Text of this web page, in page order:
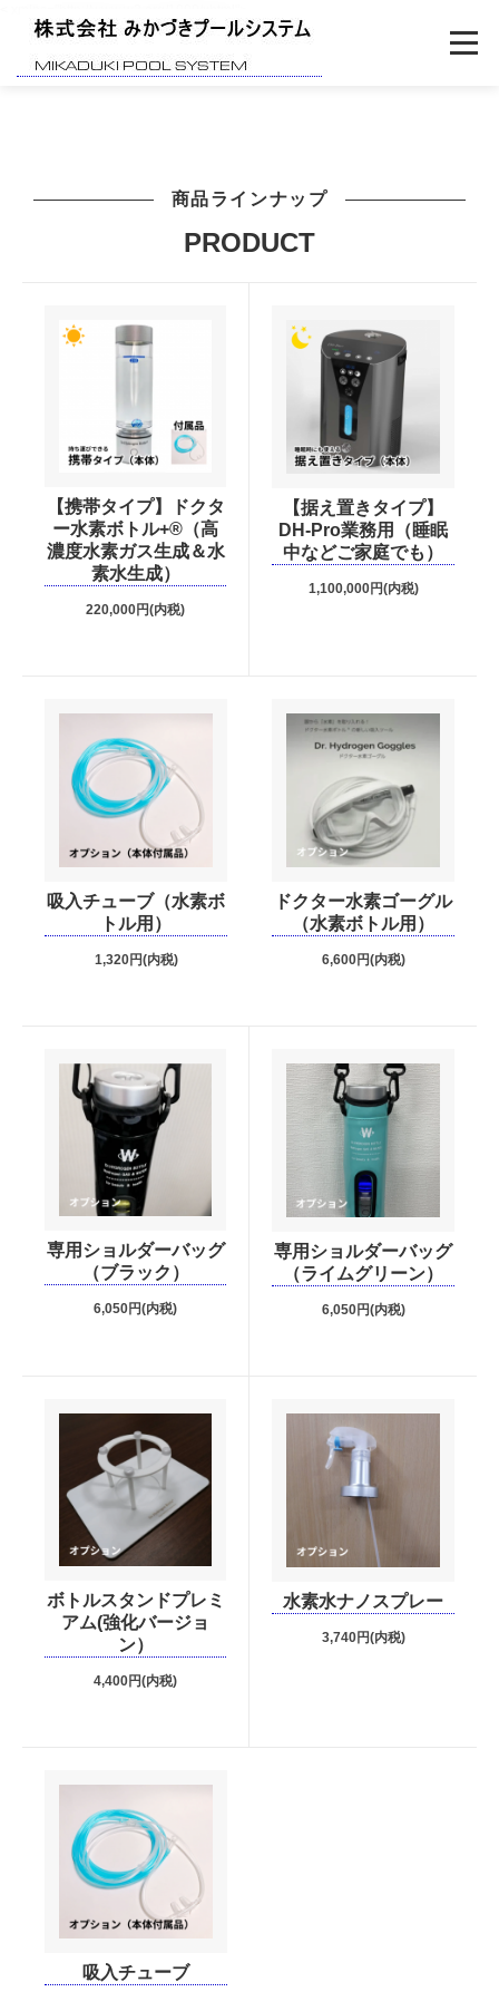
お問い合わせ
商品ラインナップ
PRODUCT
【携帯タイプ】ドクタ
ー水素ボトル+®（高
濃度水素ガス生成＆水
素水生成）
220,000円(内税)
【据え置きタイプ】
DH-Pro業務用（睡眠
中などご家庭でも）
1,100,000円(内税)
吸入チューブ（水素ボ
トル用）
1,320円(内税)
ドクター水素ゴーグル
（水素ボトル用）
6,600円(内税)
専用ショルダーバッグ
（ブラック）
6,050円(内税)
専用ショルダーバッグ
（ライムグリーン）
6,050円(内税)
ボトルスタンドプレミ
アム(強化バージョ
ン）
4,400円(内税)
水素水ナノスプレー
3,740円(内税)
吸入チューブ